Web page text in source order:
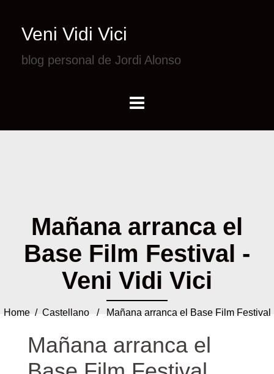
Veni Vidi Vici
blog personal de Jordi Alonso
Mañana arranca el
Base Film Festival -
Veni Vidi Vici
Home/ Castellano/ Mañana arranca el Base Film Festival
Mañana arranca el